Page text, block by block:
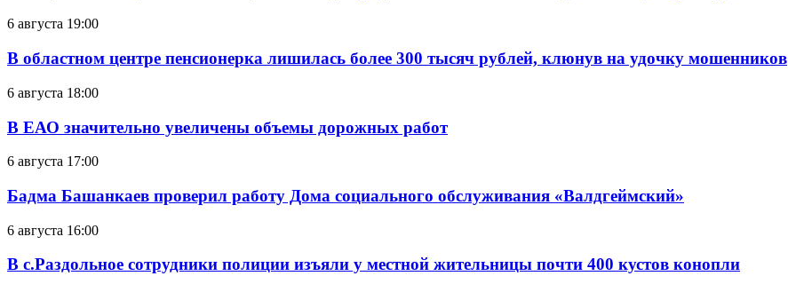
6 августа 19:00
В областном центре пенсионерка лишилась более 300 тысяч рублей, клюнув на удочку мошенников
6 августа 18:00
В ЕАО значительно увеличены объемы дорожных работ
6 августа 17:00
Бадма Башанкаев проверил работу Дома социального обслуживания «Валдгеймский»
6 августа 16:00
В с.Раздольное сотрудники полиции изъяли у местной жительницы почти 400 кустов конопли